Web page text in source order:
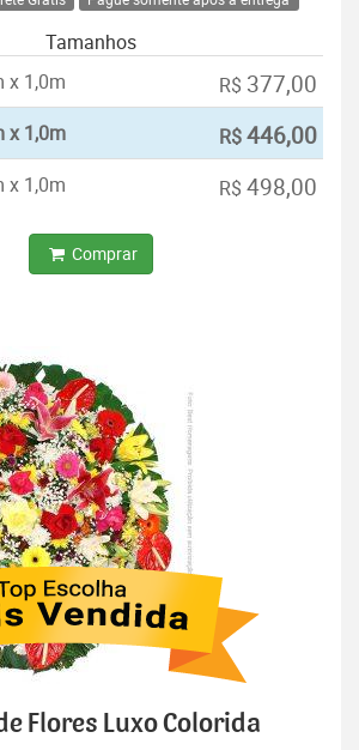
Tamanhos
x 1,0m
R$ 377,00
x 1,0m R$446,00
x 1,0m R$ 498,00
Comprar
Flores Luxo Colorida